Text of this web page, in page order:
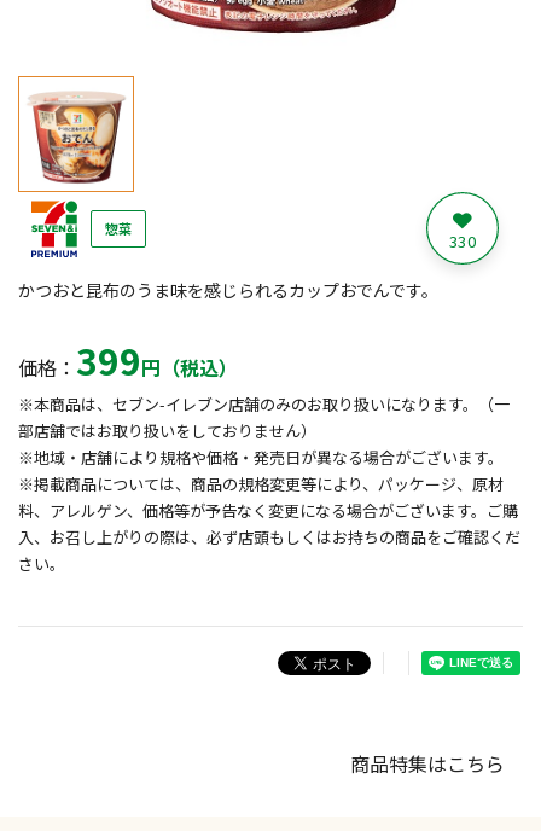
惣菜 330
かつおと昆布のうま味を感じられるカップおでんです。
価格： 399円（税込）
※本商品は、セブン-イレブン店舗のみのお取り扱いになります。（一
部店舗ではお取り扱いをしておりません）
※地域・店舗により規格や価格・発売日が異なる場合がございます。
※掲載商品については、商品の規格変更等により、パッケージ、原材
料、アレルゲン、価格等が予告なく変更になる場合がございます。ご購
入、お召し上がりの際は、必ず店頭もしくはお持ちの商品をご確認くだ
さい。
商品特集はこちら